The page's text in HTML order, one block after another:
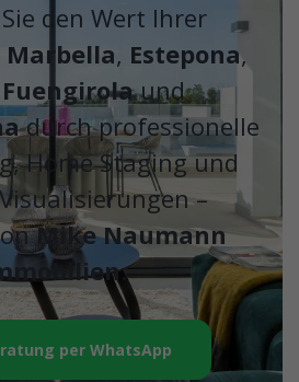
den Wert Ihrer
Marbella, Estepona,
Fuengirolaund
durch professionelle
Home Staging und
–
Mike Naumann
.
per WhatsApp